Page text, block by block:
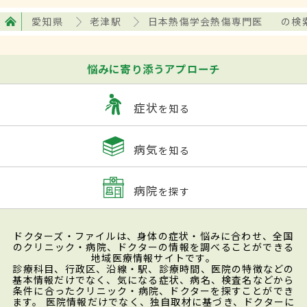
愛知県 老津駅 日本熱傷学会熱傷専門医 の検
悩みに寄り添うアプローチ
症状を知る
病気を知る
病院を探す
ドクターズ・ファイルは、身体の症状・悩みに合わせ、全国
のクリニック・病院、ドクターの情報を調べることができる
地域医療情報サイトです。
診療科目、行政区、沿線・駅、診療時間、医院の特徴などの
基本情報だけでなく、気になる症状、病名、検査名などから
条件に合ったクリニック・病院、ドクターを探すことができ
ます。 医院情報だけでなく、独自取材に基づき、ドクターに